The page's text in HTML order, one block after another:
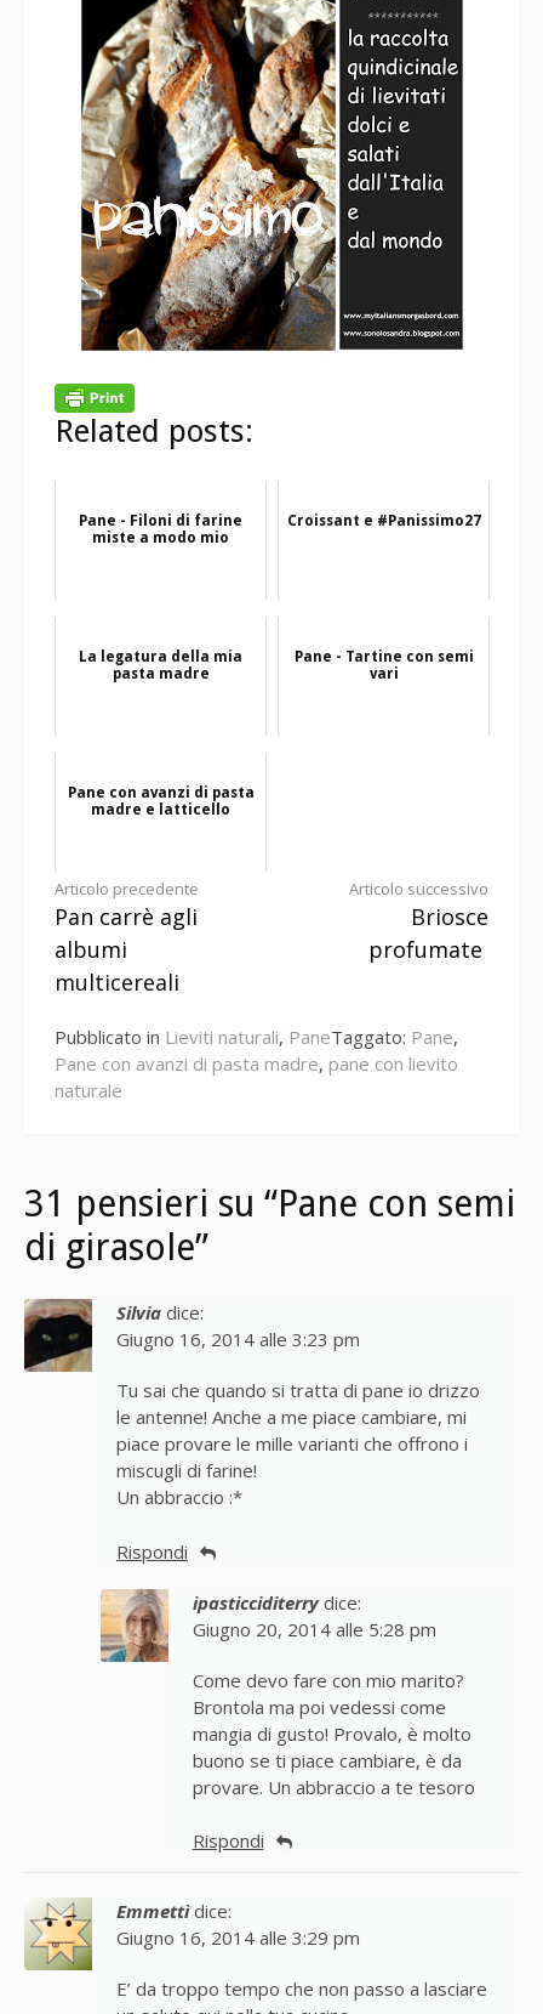
Related posts:
Pane - Filoni di farine
miste a modo mio
Croissant e #Panissimo27
La legatura della mia
pasta madre
Pane - Tartine con semi
vari
Pane con avanzi di pasta
madre e latticello
Continua
a
leggere
Articolo precedente
Pan carrè agli
albumi
multicereali
Articolo successivo
Briosce
profumate
Pubblicato in Lieviti naturali, PaneTaggato: Pane,
Pane con avanzi di pasta madre, pane con lievito
naturale
31 pensieri su “Pane con semi
di girasole”
Silvia dice:
Giugno 16, 2014 alle 3:23 pm
Tu sai che quando si tratta di pane io drizzo
le antenne! Anche a me piace cambiare, mi
piace provare le mille varianti che offrono i
miscugli di farine!
Un abbraccio :*
Rispondi
ipasticciditerry dice:
Giugno 20, 2014 alle 5:28 pm
Come devo fare con mio marito?
Brontola ma poi vedessi come
mangia di gusto! Provalo, è molto
buono se ti piace cambiare, è da
provare. Un abbraccio a te tesoro
Rispondi
Emmettì dice:
Giugno 16, 2014 alle 3:29 pm
E’ da troppo tempo che non passo a lasciare